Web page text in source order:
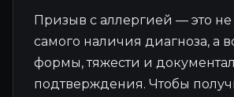
Призыв с аллергией — это
самого наличия диагноза, а
формы, тяжести и
подтверждения. Чтобы